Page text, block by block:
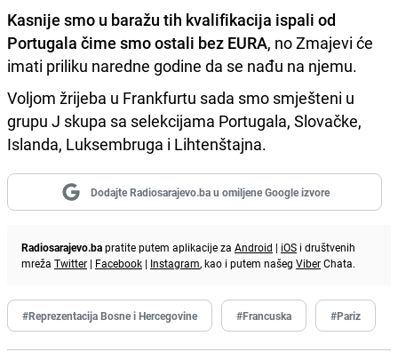
Kasnije smo u baražu tih kvalifikacija ispali od
Portugala čime smo ostali bez EURA, no Zmajevi će
imati priliku naredne godine da se nađu na njemu.
Voljom žrijeba u Frankfurtu sada smo smješteni u
grupu J skupa sa selekcijama Portugala, Slovačke,
Islanda, Luksembruga i Lihtenštajna.
Dodajte Radiosarajevo.ba u omiljene Google izvore
Radiosarajevo.bapratite putem aplikacije za Android | iOS i društvenih
mreža Twitter | Facebook | Instagram, kao i putem našeg ViberChata.
#Reprezentacija Bosne i Hercegovine #Francuska #Pariz